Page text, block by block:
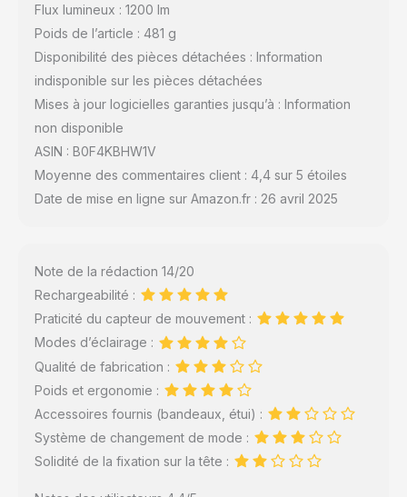
Flux lumineux : 1200 lm
Poids de l’article : 481 g
Disponibilité des pièces détachées : Information
indisponible sur les pièces détachées
Mises à jour logicielles garanties jusqu’à : Information
non disponible
ASIN : B0F4KBHW1V
Moyenne des commentaires client : 4,4 sur 5 étoiles
Date de mise en ligne sur Amazon.fr : 26 avril 2025
Note de la rédaction 14/20
Rechargeabilité :
Praticité du capteur de mouvement :
Modes d’éclairage :
Qualité de fabrication :
Poids et ergonomie :
Accessoires fournis (bandeaux, étui) :
Système de changement de mode :
Solidité de la fixation sur la tête :